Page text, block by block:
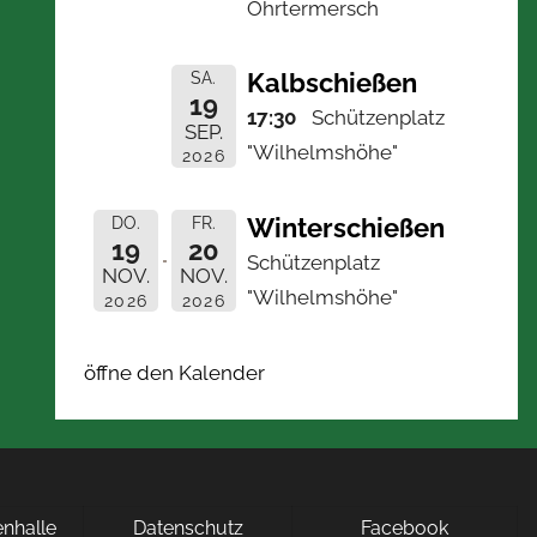
Ohrtermersch
SA.
19
SEP.
2026
Kalbschießen
17:30
Schützenplatz
"Wilhelmshöhe"
DO.
19
NOV.
2026
FR.
20
NOV.
2026
Winterschießen
Schützenplatz
"Wilhelmshöhe"
öffne den Kalender
Datenschutz Facebook